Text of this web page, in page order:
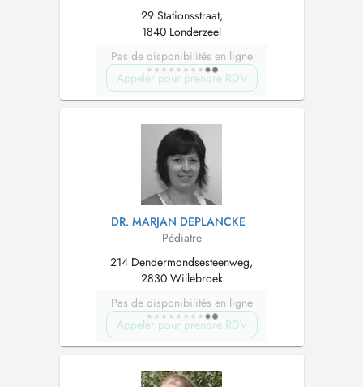
29 Stationsstraat,
1840 Londerzeel
Pas de disponibilités en ligne
Appeler pour prendre RDV
DR. MARJAN DEPLANCKE
Pédiatre
214 Dendermondsesteenweg,
2830 Willebroek
Pas de disponibilités en ligne
Appeler pour prendre RDV